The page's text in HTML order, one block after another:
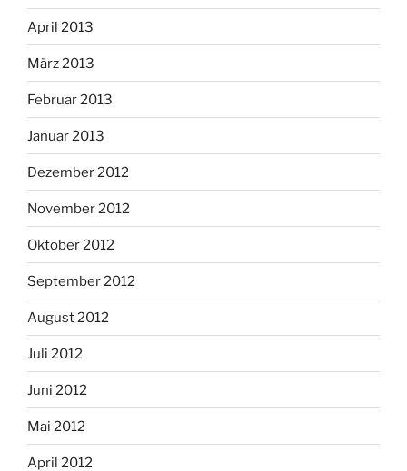
April 2013
März 2013
Februar 2013
Januar 2013
Dezember 2012
November 2012
Oktober 2012
September 2012
August 2012
Juli 2012
Juni 2012
Mai 2012
April 2012